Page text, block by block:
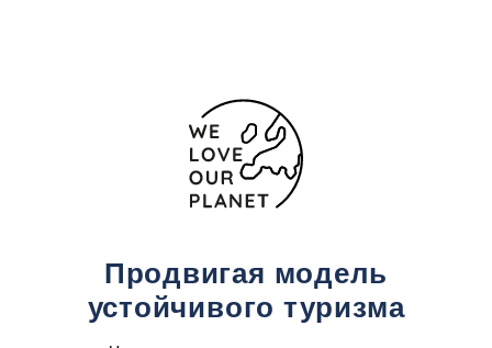
Продвигая модель
устойчивого туризма